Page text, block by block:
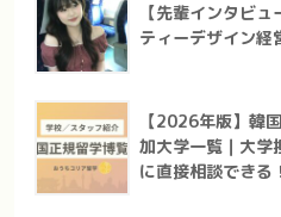
【先輩インタビ
ティーデザイン経
【2026年版】韓
加大学一覧｜大学
に直接相談できる